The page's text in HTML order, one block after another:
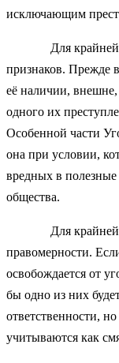
исключающим
Для крайней
признаков. Прежде
её наличии,
одного их
Особенной части
она при условии,
вредных в полезные
общества.
Для крайней
правомерности.
освобождается от
бы одно из них
ответственности,
учитываются как